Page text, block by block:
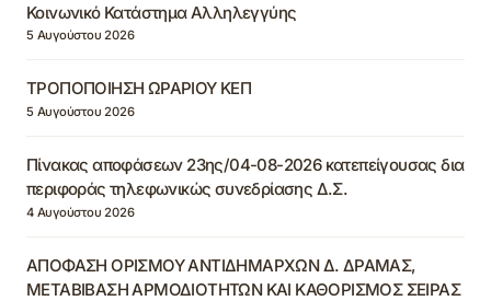
Κοινωνικό Κατάστημα Αλληλεγγύης
5 Αυγούστου 2026
ΤΡΟΠΟΠΟΙΗΣΗ ΩΡΑΡΙΟΥ ΚΕΠ
5 Αυγούστου 2026
Πίνακας αποφάσεων 23ης/04-08-2026 κατεπείγουσας δια
περιφοράς τηλεφωνικώς συνεδρίασης Δ.Σ.
4 Αυγούστου 2026
ΑΠΟΦΑΣΗ ΟΡΙΣΜΟΥ ΑΝΤΙΔΗΜΑΡΧΩΝ Δ. ΔΡΑΜΑΣ,
ΜΕΤΑΒΙΒΑΣΗ ΑΡΜΟΔΙΟΤΗΤΩΝ ΚΑΙ ΚΑΘΟΡΙΣΜΟΣ ΣΕΙΡΑΣ